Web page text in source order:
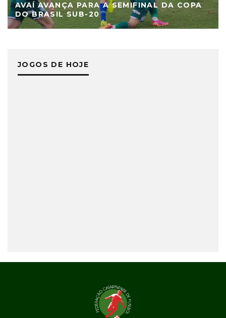
AVAÍ AVANÇA PARA A SEMIFINAL DA COPA
DO BRASIL SUB-20
JOGOS DE HOJE